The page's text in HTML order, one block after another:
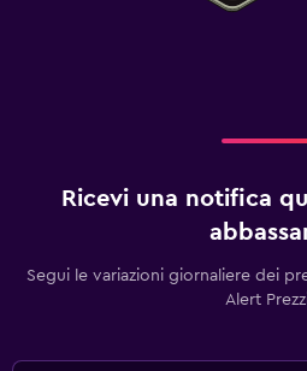
Ricevi una notifica
Segui le variazioni giornaliere dei
Alert